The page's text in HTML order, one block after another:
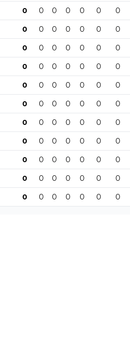
0 0 0 0 0 0 0
0 0 0 0 0 0 0
0 0 0 0 0 0 0
0 0 0 0 0 0 0
0 0 0 0 0 0 0
0 0 0 0 0 0 0
0 0 0 0 0 0 0
0 0 0 0 0 0 0
0 0 0 0 0 0 0
0 0 0 0 0 0 0
0 0 0 0 0 0 0